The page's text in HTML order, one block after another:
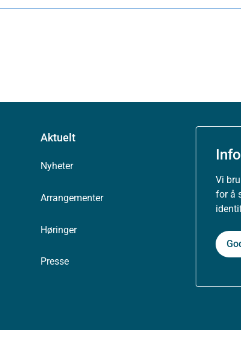
Vi
for å
Aktuelt
Nyheter
Arrangementer
Høringer
Presse